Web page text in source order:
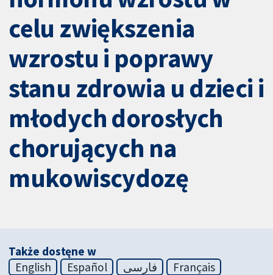
celu zwiększenia
wzrostu i poprawy
stanu zdrowia u dzieci i
młodych dorosłych
chorujących na
mukowiscydozę
Także dostęne w
English
Español فارسی
Français